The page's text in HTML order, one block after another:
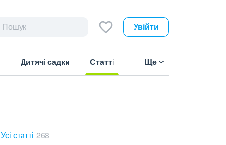
Увійти
Дитячі садки
Статті
Ще
Усі статті 268